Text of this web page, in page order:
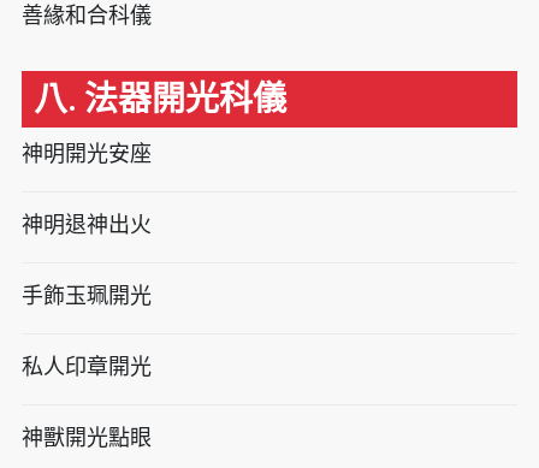
善緣和合科儀
八. 法器開光科儀
神明開光安座
神明退神出火
手飾玉珮開光
私人印章開光
神獸開光點眼